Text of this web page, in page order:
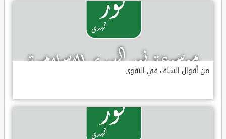
من أقوال السلف في التقوى